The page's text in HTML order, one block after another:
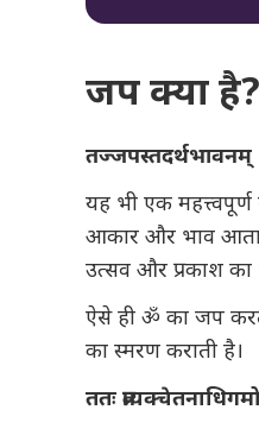
जप क्या है?
तज्जपस्तदर्थभावनम्
यह भी एक
आकार और भाव आता
उत्सव और प्रकाश
ऐसे ही ॐ का जप करते
का स्मरण कराती है।
ततः